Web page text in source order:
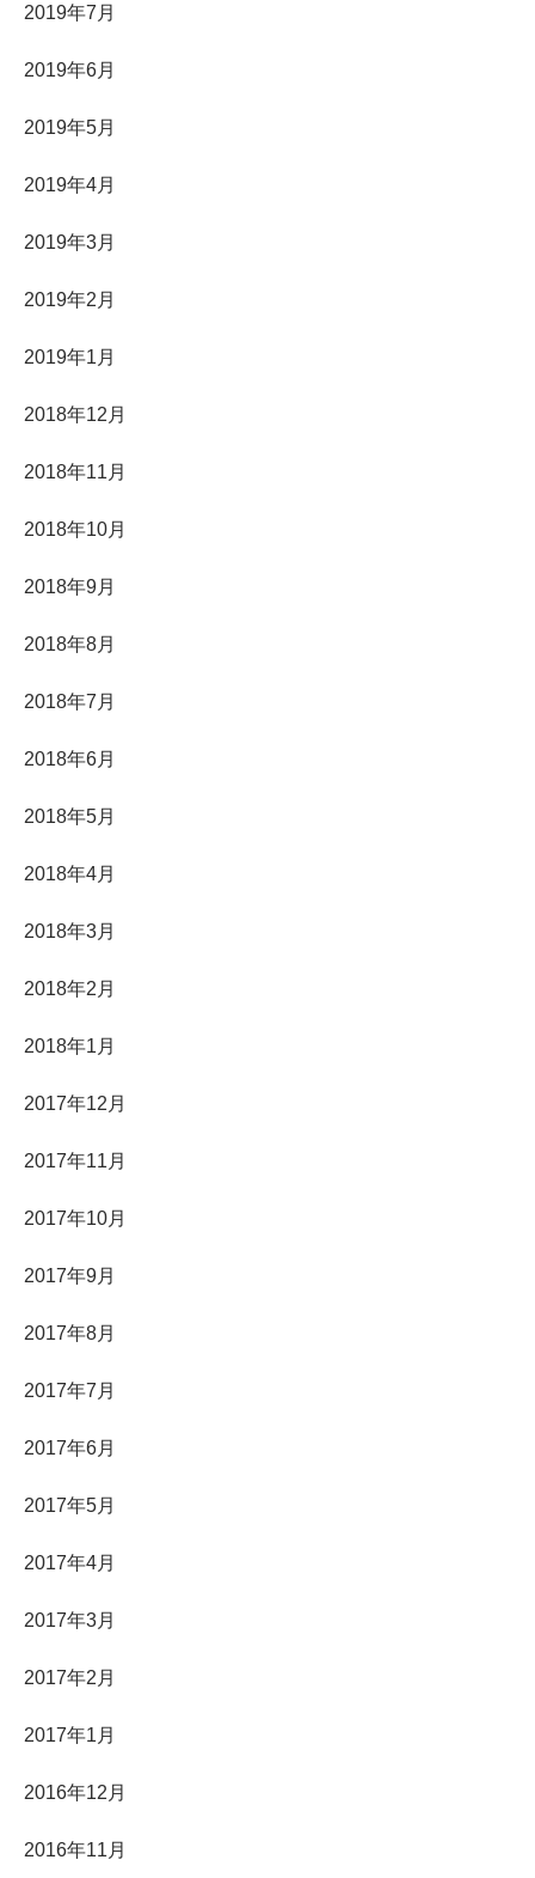
2019年7月
2019年6月
2019年5月
2019年4月
2019年3月
2019年2月
2019年1月
2018年12月
2018年11月
2018年10月
2018年9月
2018年8月
2018年7月
2018年6月
2018年5月
2018年4月
2018年3月
2018年2月
2018年1月
2017年12月
2017年11月
2017年10月
2017年9月
2017年8月
2017年7月
2017年6月
2017年5月
2017年4月
2017年3月
2017年2月
2017年1月
2016年12月
2016年11月